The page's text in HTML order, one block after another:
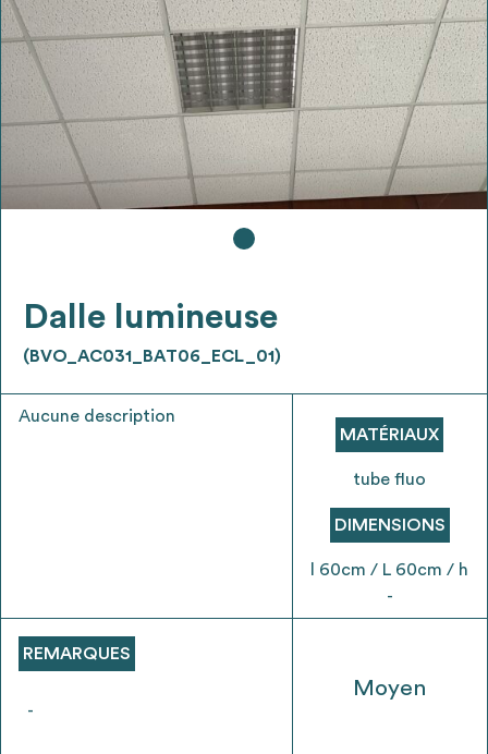
4
Ajouter les matériaux intéressants à "ma
liste"
Transmettre sa liste de manifestation
d'intérêt pour les matériaux
sélectionnés
Exporter sa liste et ses fiches produits
Être recontacté afin d’obtenir plus de
stratégies de récupérations
* Attention, l’ajout des matériaux à sa liste et son envoi ne
voirFAQ
Dalle lumineuse
(BVO_AC031_BAT06_ECL_01)
Aucune description
REMARQUES
-
MATÉRIAUX
tube fluo
DIMENSIONS
l 60cm / L 60cm / h
-
Moyen